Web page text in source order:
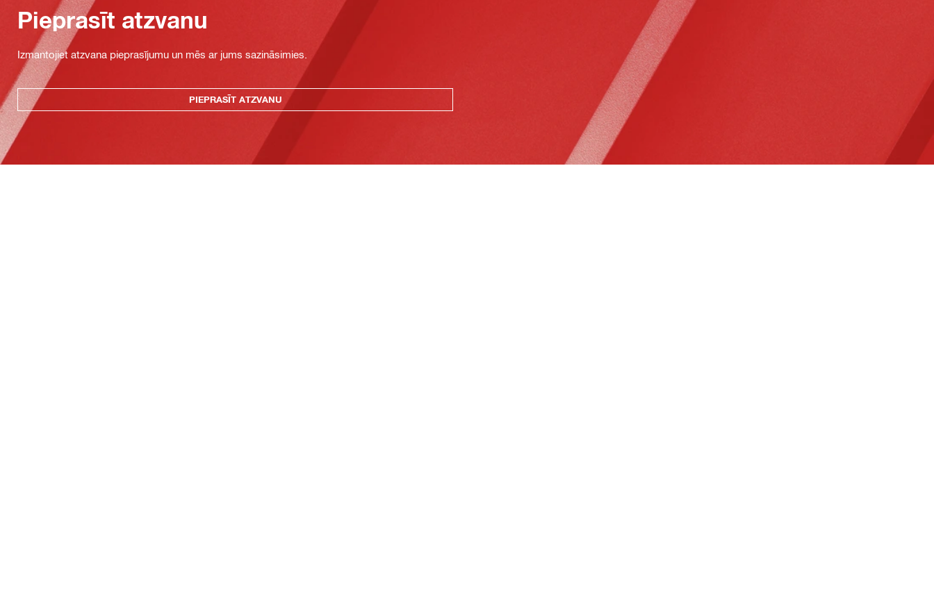
Pieprasīt atzvanu
Izmantojiet atzvana pieprasījumu un mēs ar jums sazināsimies.
PIEPRASĪT ATZVANU